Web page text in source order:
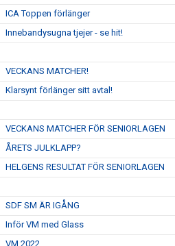
ICA Toppen förlänger
Innebandysugna tjejer - se hit!
VECKANS MATCHER!
Klarsynt förlänger sitt avtal!
VECKANS MATCHER FÖR SENIORLAGEN
ÅRETS JULKLAPP?
HELGENS RESULTAT FÖR SENIORLAGEN
SDF SM ÄR IGÅNG
Inför VM med Glass
VM 2022